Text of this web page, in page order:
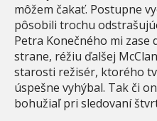
môžem čakať. Postupne
pôsobili trochu
Petra Konečného mi zase
strane, réžiu ďalšej
starosti režisér, ktorého
úspešne vyhýbal. Tak či
bohužiaľ pri sledovaní